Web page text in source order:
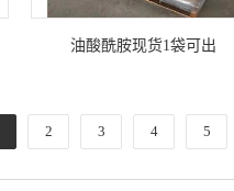
油酸酰胺现货1袋可出
2 3 4 5